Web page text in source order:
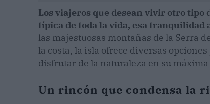
Los viajeros que desean vivir otro tipo
típica de toda la vida, esa tranquilidad
las majestuosas montañas de la Serra
la costa, la isla ofrece diversas
disfrutar de la naturaleza en su máxima
Un rincón que condensa la